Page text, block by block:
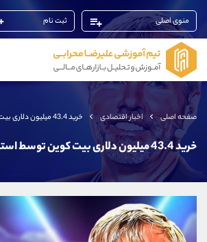
منوی اصلی ثبت نام
صفحه اصلی اخبار اقتصادی خرید 43.4 میلیون دلاری بیت کوین توسط استراتژی
خرید 43.4 میلیون دلاری بیت کوین توسط استراتژی
پشتیبان فروش (فائزه تهرانی)
موبایل
تلگرام
داخلی
پشتیبان فروش (یوسف فرخنده)
موبایل
واتساپ
تلگرام